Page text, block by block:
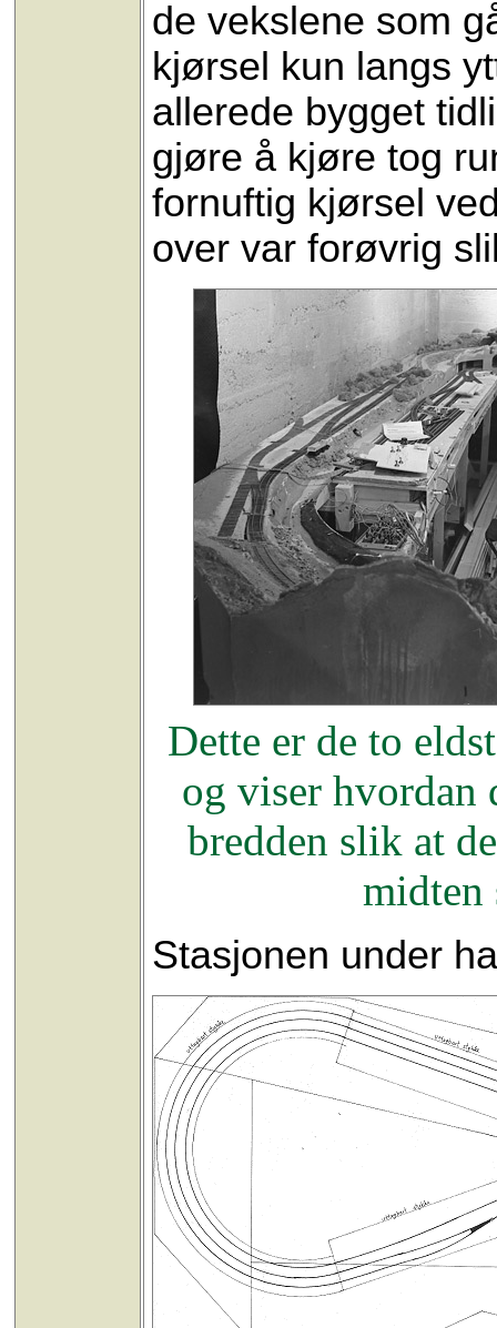
de vekslene som
kjørsel kun langs
allerede bygget
gjøre å kjøre tog
fornuftig kjørsel
over var forøvrig
Dette er de to
og viser hvordan
bredden slik at
midten
Stasjonen under